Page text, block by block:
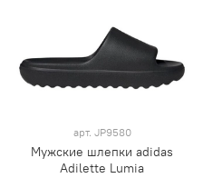
арт. JP9580
Мужские шлепки adidas
Adilette Lumia